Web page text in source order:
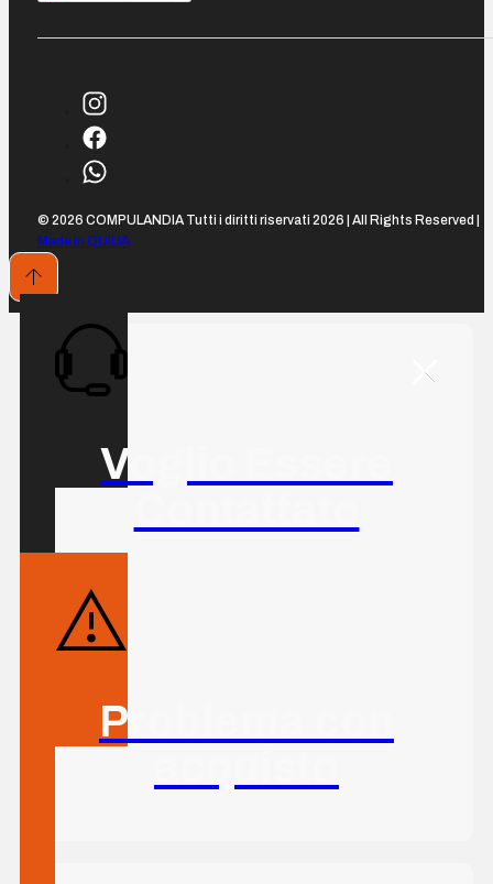
© 2026 COMPULANDIA Tutti i diritti riservati 2026 | All Rights Reserved |
Made in QUILIA
Voglio Essere
Problema con